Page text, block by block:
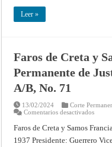
Leer »
Faros de Creta y
Permanente de
A/B, No. 71
13/02/2024
Corte
Comentarios desactivadosen
de
Creta
y
Faros de Creta y Samos
1937 Presidente: Guerrero